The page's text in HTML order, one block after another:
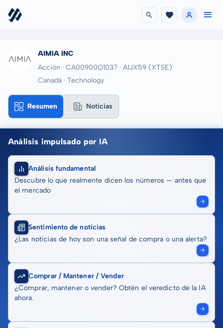
AIMIA INC
Acción · CA00900Q1037 · A1JX59 (XTSE)
Canadá · Technology
Resumen Noticias
Análisis impulsado por IA
Análisis fundamental
Descubre lo que realmente dicen los números — antes que
el mercado
Sentimiento de noticias
¿Las noticias de hoy son una señal de compra o una alerta?
Comprar / Mantener / Vender
¿Comprar, mantener o vender? Obtén el veredicto de la IA
ahora.